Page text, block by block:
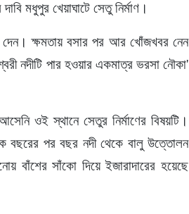
মধুপুর খেয়াঘাটে সেতু নির্মাণ।
দেন। ক্ষমতায় বসার পর আর খোঁজখবর নেন
নদীটি পার হওয়ার একমাত্র ভরসা নৌকা'
ওই স্থানে সেতুর নির্মাণের বিষয়টি।
বছরের পর বছর নদী থেকে বালু উত্তোলন
বাঁশের সাঁকো দিয়ে ইজারাদারের হয়েছে